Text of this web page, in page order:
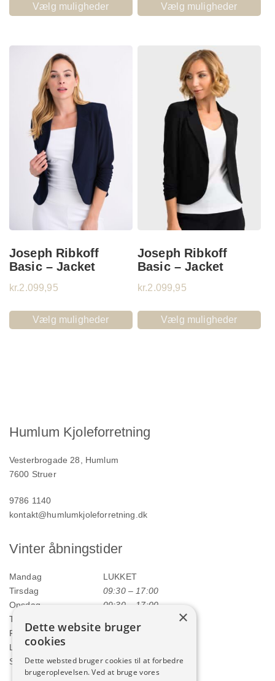
Vælg muligheder Vælg muligheder
Joseph Ribkoff
Basic – Jacket
kr.2.099,95
Vælg muligheder
Joseph Ribkoff
Basic – Jacket
kr.2.099,95
Vælg muligheder
Humlum Kjoleforretning
Vesterbrogade 28, Humlum
7600 Struer
9786 1140
kontakt@humlumkjoleforretning.dk
Vinter åbningstider
Mandag
LUKKET
Tirsdag
09:30 – 17:00
Onsdag
09:30 – 17:00
Torsdag
Fredag
09:30 – 17:00
Lørdag
Søndag
LUKKET
×
Dette website bruger
cookies
Dette websted bruger cookies til at forbedre
brugeroplevelsen. Ved at bruge vores